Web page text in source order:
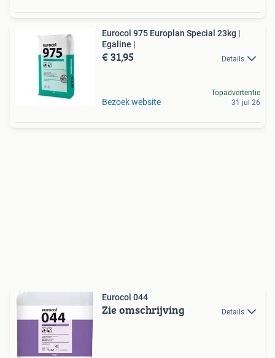
Eurocol 975 Europlan Special 23kg |
Egaline |
€ 31,95 Details
Bezoek website
Topadvertentie
31 jul 26
Eurocol 044
Zie omschrijving Details